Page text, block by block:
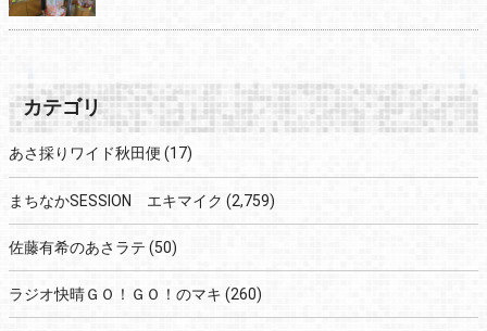
カテゴリ
あさ採りワイド秋田便 (17)
まちなかSESSION エキマイク (2,759)
佐藤有希のあさラテ (50)
ラジオ快晴ＧＯ！ＧＯ！のマキ (260)